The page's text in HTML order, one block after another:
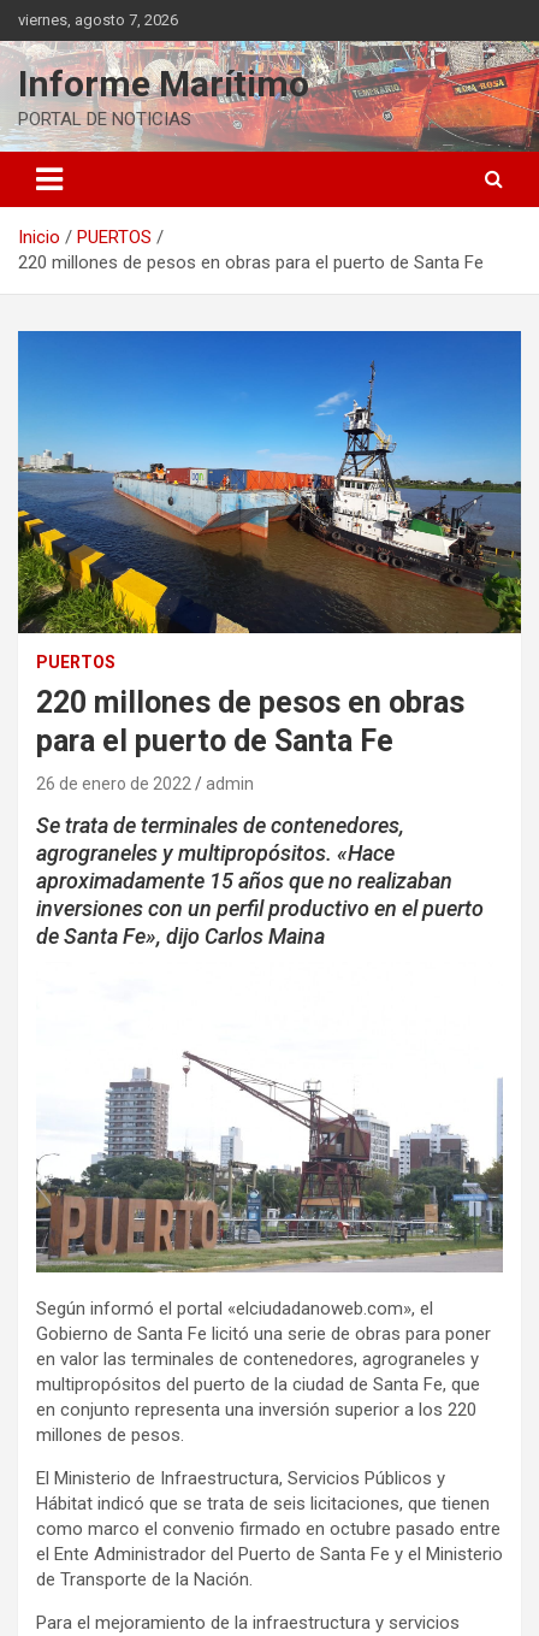
Saltar
al
contenido
viernes, agosto 7, 2026
Informe Marítimo
PORTAL DE NOTICIAS
Inicio
PUERTOS
220 millones de pesos en obras para el puerto de Santa Fe
PUERTOS
220 millones de pesos en obras
para el puerto de Santa Fe
26 de enero de 2022 admin
Se trata de terminales de contenedores,
agrograneles y multipropósitos. «Hace
aproximadamente 15 años que no realizaban
inversiones con un perfil productivo en el puerto
de Santa Fe», dijo Carlos Maina
Según informó el portal «elciudadanoweb.com», el
Gobierno de Santa Fe licitó una serie de obras para poner
en valor las terminales de contenedores, agrograneles y
multipropósitos del puerto de la ciudad de Santa Fe, que
en conjunto representa una inversión superior a los 220
millones de pesos.
El Ministerio de Infraestructura, Servicios Públicos y
Hábitat indicó que se trata de seis licitaciones, que tienen
como marco el convenio firmado en octubre pasado entre
el Ente Administrador del Puerto de Santa Fe y el Ministerio
de Transporte de la Nación.
Para el mejoramiento de la infraestructura y servicios